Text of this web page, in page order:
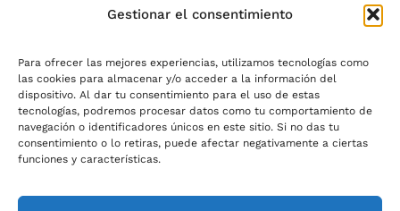
Gestionar el consentimiento
Para ofrecer las mejores experiencias, utilizamos tecnologías como
las cookies para almacenar y/o acceder a la información del
dispositivo. Al dar tu consentimiento para el uso de estas
tecnologías, podremos procesar datos como tu comportamiento de
navegación o identificadores únicos en este sitio. Si no das tu
consentimiento o lo retiras, puede afectar negativamente a ciertas
funciones y características.
INFORMACíON
Offerta
garantía y quejas
Términos y condiciones
Política de privacidad